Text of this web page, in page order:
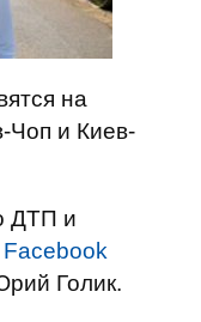
на
Чоп и Киев-
ДТП и
Facebook
Голик.